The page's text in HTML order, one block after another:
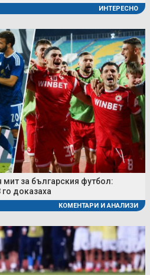
ИНТЕРЕСНО
мит за българския футбол:
доказаха
КОМЕНТАРИ И АНАЛИЗИ